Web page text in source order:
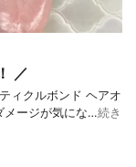
／
ィクルボンド ヘアオ
メージが気にな…続き